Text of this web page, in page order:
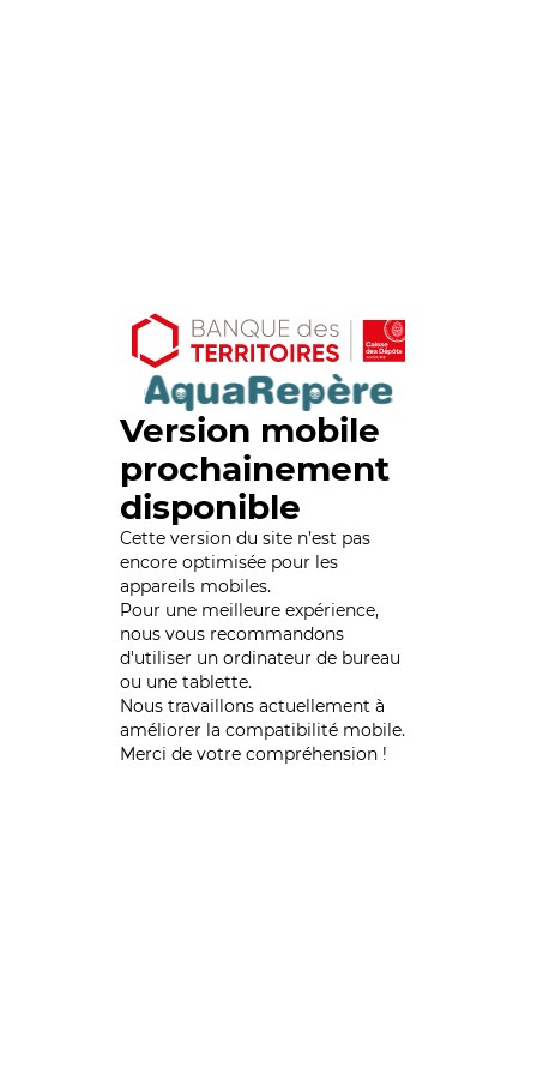
Version mobile
prochainement
disponible
Cette version du site n’est pas
encore optimisée pour les
appareils mobiles.
Pour une meilleure expérience,
nous vous recommandons
d'utiliser un ordinateur de bureau
ou une tablette.
Nous travaillons actuellement à
améliorer la compatibilité mobile.
Merci de votre compréhension !